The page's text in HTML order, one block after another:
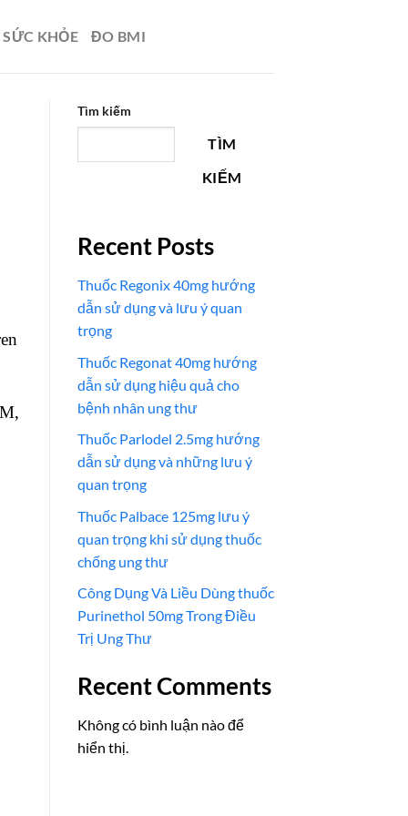
KHỎE ĐO BMI
Tìm kiếm
TÌM
KIẾM
Recent Posts
Thuốc Regonix 40mg hướng
dẫn sử dụng và lưu ý quan
trọng
Thuốc Regonat 40mg hướng
dẫn sử dụng hiệu quả cho
bệnh nhân ung thư
Thuốc Parlodel 2.5mg hướng
dẫn sử dụng và những lưu ý
quan trọng
Thuốc Palbace 125mg lưu ý
quan trọng khi sử dụng thuốc
chống ung thư
Công Dụng Và Liều Dùng thuốc
Purinethol 50mg Trong Điều
Trị Ung Thư
Recent Comments
Không có bình luận nào để
hiển thị.